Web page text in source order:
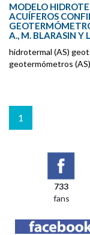
MODELO
ACUÍFEROS
A., M. BLARASIN Y
hidrotermal (AS)
geotermómetros
1
733
fans